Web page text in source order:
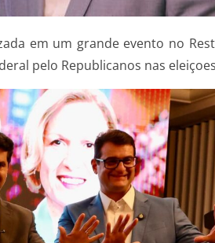
em um grande evento no
pelo Republicanos nas